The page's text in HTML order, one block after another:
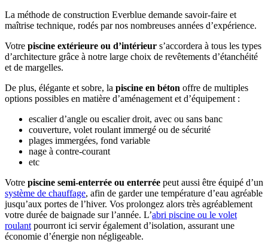
La méthode de construction Everblue demande savoir-faire et
maîtrise technique, rodés par nos nombreuses années d’expérience.
Votre piscine extérieure ou d’intérieur s’accordera à tous les types
d’architecture grâce à notre large choix de revêtements d’étanchéité
et de margelles.
De plus, élégante et sobre, la piscine en béton offre de multiples
options possibles en matière d’aménagement et d’équipement :
escalier d’angle ou escalier droit, avec ou sans banc
couverture, volet roulant immergé ou de sécurité
plages immergées, fond variable
nage à contre-courant
etc
Votre piscine semi-enterrée ou enterrée peut aussi être équipé d’un
système de chauffage, afin de garder une température d’eau agréable
jusqu’aux portes de l’hiver. Vos prolongez alors très agréablement
votre durée de baignade sur l’année. L’abri piscine ou le volet
roulant pourront ici servir également d’isolation, assurant une
économie d’énergie non négligeable.